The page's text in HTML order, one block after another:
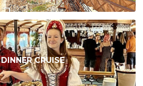
DINNER CRUISE